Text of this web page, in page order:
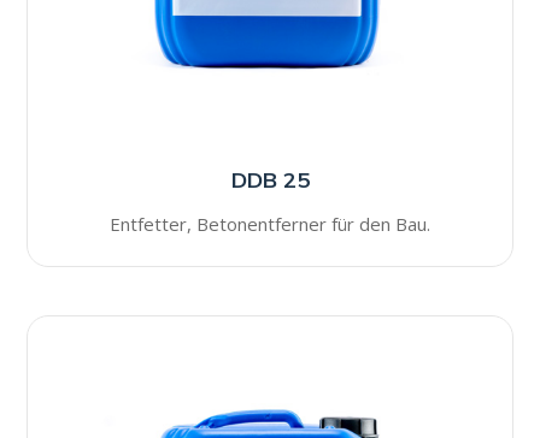
DDB 25
Entfetter, Betonentferner für den Bau.